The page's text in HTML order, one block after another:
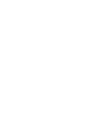
pour le moment.)
moment.)
disponible pour le moment.)
moment.)pour le moment.)